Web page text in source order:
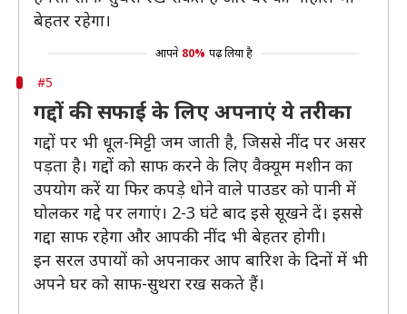
बेहतर रहेगा।
आपने 80% पढ़ लिया है
#5
गद्दों की सफाई के लिए अपनाएं ये तरीका
गद्दों पर भी धूल-मिट्टी जम जाती है, जिससे नींद पर असर
पड़ता है। गद्दों को साफ करने के लिए वैक्यूम मशीन का
उपयोग करें या फिर कपड़े धोने वाले पाउडर को पानी में
घोलकर गद्दे पर लगाएं। 2-3 घंटे बाद इसे सूखने दें। इससे
गद्दा साफ रहेगा और आपकी नींद भी बेहतर होगी।
इन सरल उपायों को अपनाकर आप बारिश के दिनों में भी
अपने घर को साफ-सुथरा रख सकते हैं।